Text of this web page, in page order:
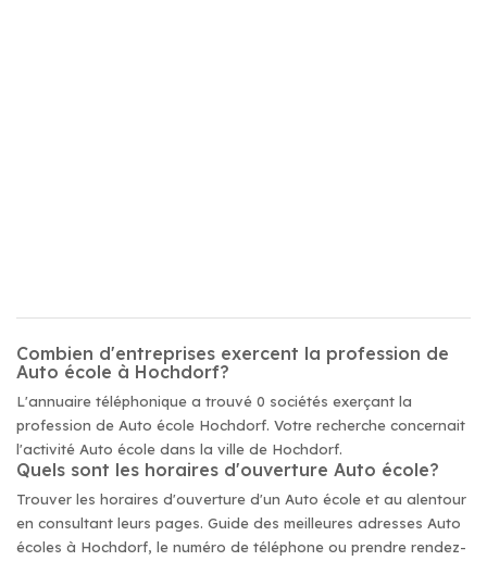
Combien d'entreprises exercent la profession de
Auto école à Hochdorf?
L'annuaire téléphonique a trouvé 0 sociétés exerçant la
profession de Auto école Hochdorf. Votre recherche concernait
l'activité Auto école dans la ville de Hochdorf.
Quels sont les horaires d'ouverture Auto école?
Trouver les horaires d'ouverture d'un Auto école et au alentour
en consultant leurs pages. Guide des meilleures adresses Auto
écoles à Hochdorf, le numéro de téléphone ou prendre rendez-